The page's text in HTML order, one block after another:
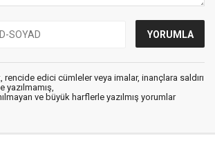
rencide edici cümleler veya imalar, inançlara saldırı
yazılmamış,
ve büyük harflerle yazılmış yorumlar